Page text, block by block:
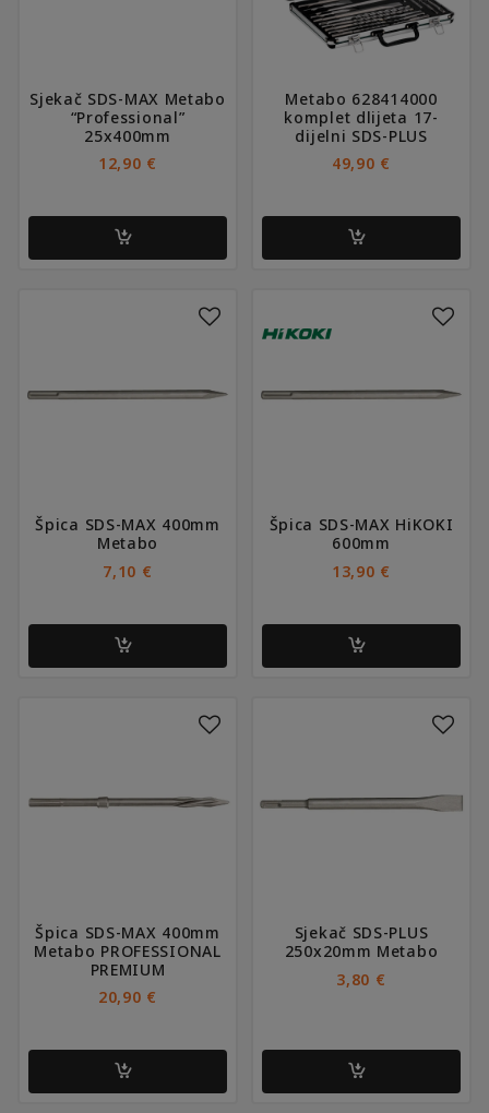
Sjekač SDS-MAX Metabo
“Professional”
25x400mm
12,90 €
Metabo 628414000
komplet dlijeta 17-
dijelni SDS-PLUS
49,90 €
Špica SDS-MAX 400mm
Metabo
7,10 €
Špica SDS-MAX HiKOKI
600mm
13,90 €
Špica SDS-MAX 400mm
Metabo PROFESSIONAL
PREMIUM
20,90 €
Sjekač SDS-PLUS
250x20mm Metabo
3,80 €